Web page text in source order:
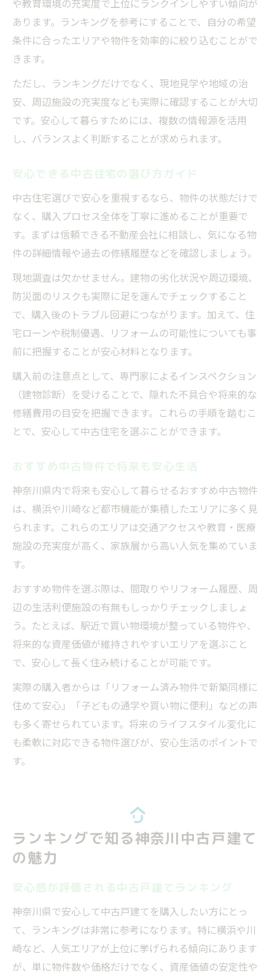
や教育環境の充実度で上位にランクインしやすい傾向が
あります。ランキングを参考にすることで、自分の希望
条件に合ったエリアや物件を効率的に絞り込むことがで
きます。
ただし、ランキングだけでなく、現地見学や地域の治
安、周辺施設の充実度なども実際に確認することが大切
です。安心して暮らすためには、複数の情報源を活用
し、バランスよく判断することが求められます。
安心できる中古住宅の選び方ガイド
中古住宅選びで安心を重視するなら、物件の状態だけで
なく、購入プロセス全体を丁寧に進めることが重要で
す。まずは信頼できる不動産会社に相談し、気になる物
件の詳細情報や過去の修繕履歴などを確認しましょう。
現地調査は欠かせません。建物の劣化状況や周辺環境、
防災面のリスクも実際に足を運んでチェックすること
で、購入後のトラブル回避につながります。加えて、住
宅ローンや税制優遇、リフォームの可能性についても事
前に把握することが安心材料となります。
購入前の注意点として、専門家によるインスペクション
（建物診断）を受けることで、隠れた不具合や将来的な
修繕費用の目安を把握できます。これらの手順を踏むこ
とで、安心して中古住宅を選ぶことができます。
おすすめ中古物件で将来も安心生活
神奈川県内で将来も安心して暮らせるおすすめ中古物件
は、横浜や川崎など都市機能が集積したエリアに多く見
られます。これらのエリアは交通アクセスや教育・医療
施設の充実度が高く、家族層から高い人気を集めていま
す。
おすすめ物件を選ぶ際は、間取りやリフォーム履歴、周
辺の生活利便施設の有無もしっかりチェックしましょ
う。たとえば、駅近で買い物環境が整っている物件や、
将来的な資産価値が維持されやすいエリアを選ぶこと
で、安心して長く住み続けることが可能です。
実際の購入者からは「リフォーム済み物件で新築同様に
住めて安心」「子どもの通学や買い物に便利」などの声
も多く寄せられています。将来のライフスタイル変化に
も柔軟に対応できる物件選びが、安心生活のポイントで
す。
ランキングで知る神奈川中古戸建て
の魅力
安心感が評価される中古戸建てランキング
神奈川県で安心して中古戸建てを購入したい方にとっ
て、ランキングは非常に参考になります。特に横浜や川
崎など、人気エリアが上位に挙げられる傾向にあります
が、単に物件数や価格だけでなく、資産価値の安定性や